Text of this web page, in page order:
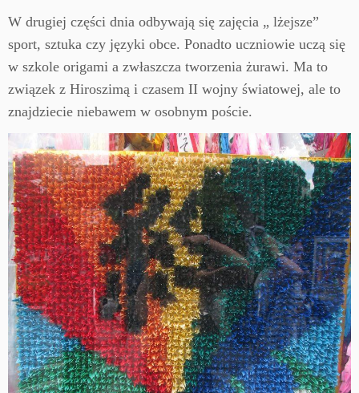
W drugiej części dnia odbywają się zajęcia „ lżejsze”
sport, sztuka czy języki obce. Ponadto uczniowie uczą się
w szkole origami a zwłaszcza tworzenia żurawi. Ma to
związek z Hiroszimą i czasem II wojny światowej, ale to
znajdziecie niebawem w osobnym poście.